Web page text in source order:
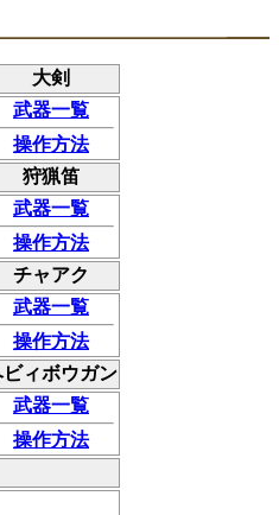
大剣
武器一覧
操作方法
狩猟笛
武器一覧
操作方法
チャアク
武器一覧
操作方法
ビィボウガン
武器一覧
操作方法